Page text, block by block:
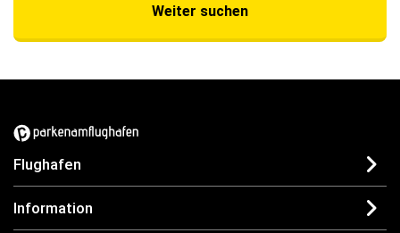
Weiter suchen
Flughafen
Information